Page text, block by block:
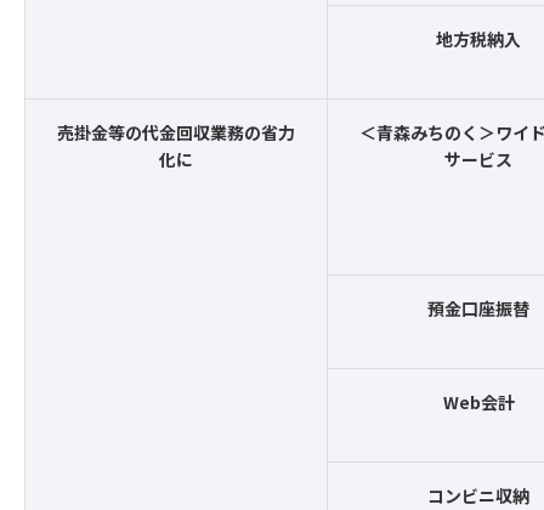
地方税納入
売掛金等の代金回収業務の省力
化に
＜青森みちのく＞ワイ
サービス
預金口座振替
Web会計
コンビニ収納